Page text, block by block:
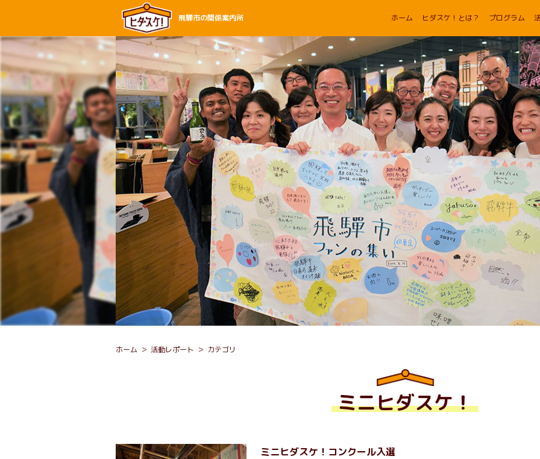
飛騨市の関係案内所 ホーム ヒダスケ！とは？ プログラム
ホーム 活動レポート カテゴリ
ミニヒダスケ！
ミニヒダスケ！コンクール入選